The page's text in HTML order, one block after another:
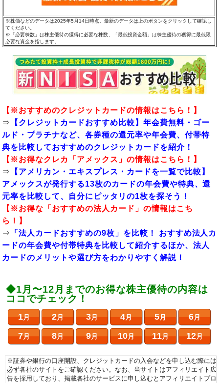
※株価などのデータは2025年5月14日時点。最新のデータは上のボタンをクリックして確認し
てください。
※「必要株数」は株主優待の獲得に必要な株数、「最低投資金額」は株主優待の獲得に最低限
必要な資金を指します。
【※おすすめのクレジットカードの情報はこちら！】
⇒
【クレジットカードおすすめ比較】年会費無料・ゴー
ルド・プラチナなど、各券種の還元率や年会費、付帯特
典を比較しておすすめのクレジットカードを紹介！
【※お得なクレカ「 アメックス 」の情報はこちら！】
⇒
【アメリカン・エキスプレス・カードを一覧で比較】
アメックスが発行する13枚のカードの年会費や特典、還
元率を比較して、自分にピッタリの1枚を探そう！
【※お得な「 おすすめの法人カード 」の情報はこち
ら！】
⇒
「法人カードおすすめの9枚」を比較！ おすすめ法人カ
ードの年会費や付帯特典を比較して紹介するほか、法人
カードのメリットや選び方をわかりやすく解説！
◆1月〜12月までのお得な株主優待の内容は
ココでチェック！
1月 2月 3月 4月 5月 6月
7月 8月 9月 10月 11月 12月
※証券や銀行の口座開設、クレジットカードの入会などを申し込む際には
必ず各社のサイトをご確認ください。なお、当サイトはアフィリエイト広
告を採用しており、掲載各社のサービスに申し込むとアフィリエイトプロ